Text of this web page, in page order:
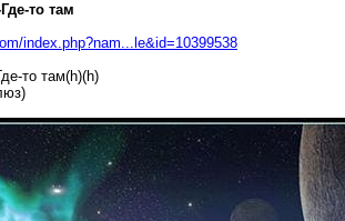
то там
index.php?nam...le&id=10399538
то там(h)(h)